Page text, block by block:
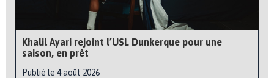
Khalil Ayari rejoint l’USL Dunkerque pour une
saison, en prêt
Publié le 4 août 2026